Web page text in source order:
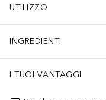
UTILIZZO
INGREDIENTI
I TUOI VANTAGGI